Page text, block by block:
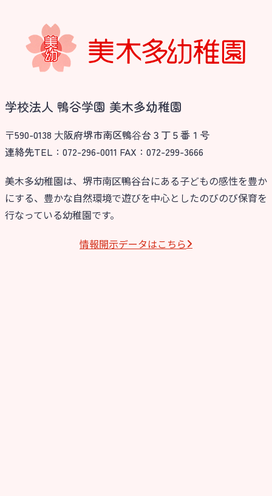
学校法人 鴨谷学園 美木多幼稚園
〒590-0138 ⼤阪府堺市南区鴨⾕台３丁５番１号
連絡先TEL：072-296-0011 FAX：072-299-3666
美木多幼稚園は、堺市南区鴨谷台にある子どもの感性を豊か
にする、豊かな自然環境で遊びを中心としたのびのび保育を
行なっている幼稚園です。
情報開⽰データはこちら